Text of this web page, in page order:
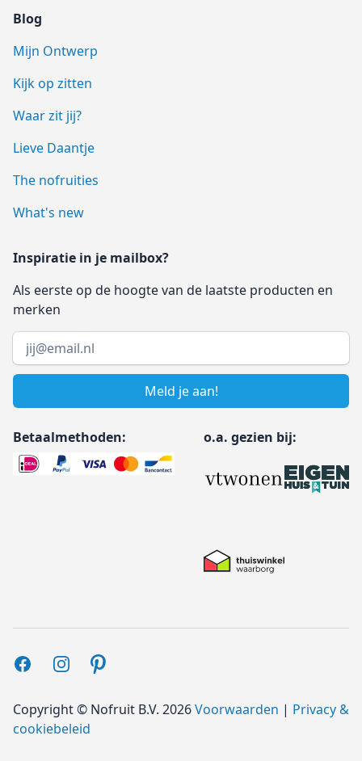
Blog
Mijn Ontwerp
Kijk op zitten
Waar zit jij?
Lieve Daantje
The nofruities
What's new
Inspiratie in je mailbox?
Als eerste op de hoogte van de laatste producten en
merken
Email address
Meld je aan!
Betaalmethoden: o.a. gezien bij:
FacebookInstagramPinterest
Copyright © Nofruit B.V. 2026Voorwaarden | Privacy &
cookiebeleid